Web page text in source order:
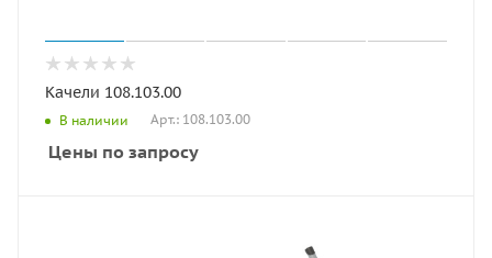
Качели 108.103.00
В наличии Арт.: 108.103.00
Цены по запросу